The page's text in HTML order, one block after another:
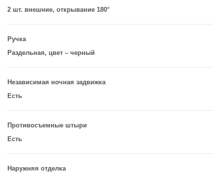
2 шт. внешние, открывание 180°
Ручка
Раздельная, цвет – черный
Независимая ночная задвижка
Есть
Противосъемные штыри
Есть
Наружняя отделка